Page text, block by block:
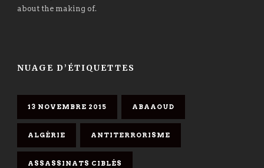
about the making of.
NUAGE D’ÉTIQUETTES
13 NOVEMBRE 2015 ABAAOUD
ALGÉRIE ANTITERRORISME
ASSASSINATS CIBLÉS